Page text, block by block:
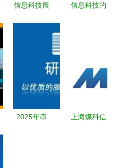
信息科技展
的完美融合
信息科技的
2025年串
上海煤科信